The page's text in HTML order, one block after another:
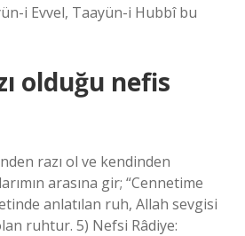
i Evvel, Taayün-i Hubbî bu
olduğu nefis
razı ol ve kendinden
arasına gir; “Cennetime
anlatılan ruh, Allah sevgisi
ruhtur. 5) Nefsi Râdiye: